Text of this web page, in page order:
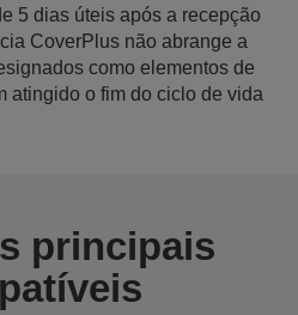
5 dias úteis após a recepção
CoverPlus não abrange a
como elementos de
atingido o fim do ciclo de vida
principais